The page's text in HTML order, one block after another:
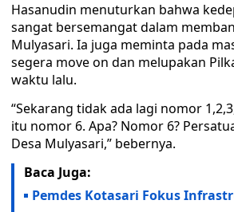
Hasanudin menuturkan bahwa
sangat bersemangat dalam
Mulyasari. Ia juga meminta pada
segera move on dan melupakan
waktu lalu.
“Sekarang tidak ada lagi nomor
itu nomor 6. Apa? Nomor 6?
Desa Mulyasari,” bebernya.
Baca Juga:
Pemdes Kotasari Fokus